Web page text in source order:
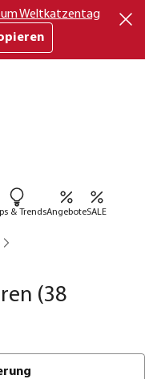
Weltkatzentag
& TrendsAngeboteSALE
(38